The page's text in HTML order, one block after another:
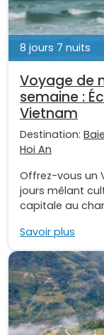
8 jours 7 nuits
Voyage de
semaine :
Vietnam
Destination:
Hoi An
Offrez-vous un
jours mêlant
capitale au
Savoir plus